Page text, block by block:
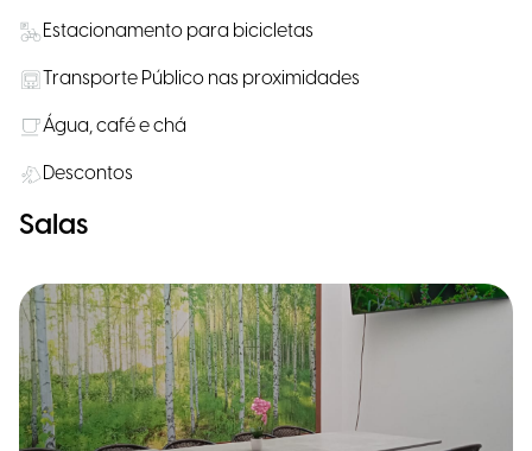
Estacionamento para bicicletas
Transporte Público nas proximidades
Água, café e chá
Descontos
Salas